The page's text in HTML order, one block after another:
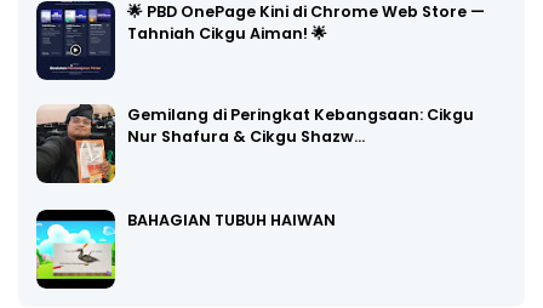
🌟 PBD OnePage Kini di Chrome Web Store —
Tahniah Cikgu Aiman! 🌟
Gemilang di Peringkat Kebangsaan: Cikgu
Nur Shafura & Cikgu Shazw…
BAHAGIAN TUBUH HAIWAN